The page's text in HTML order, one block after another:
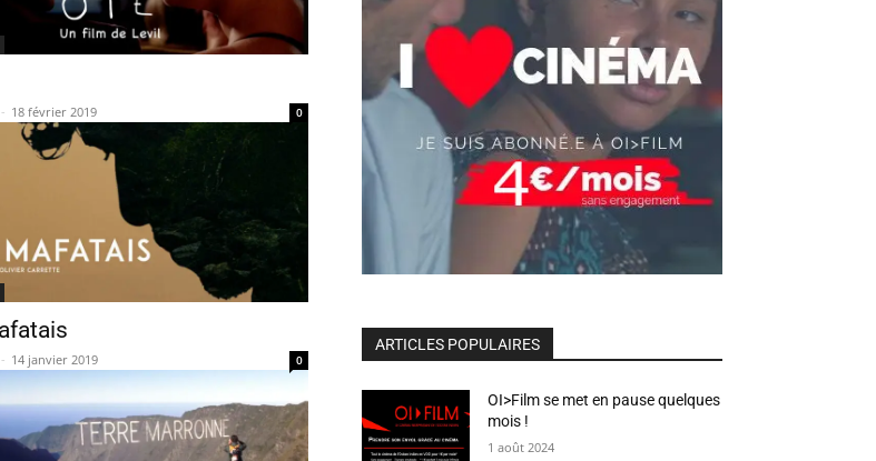
- 18 février 2019 0
- 14 janvier 2019 0
ARTICLES POPULAIRES
OI>Film se met en pause quelques
mois !
1 août 2024